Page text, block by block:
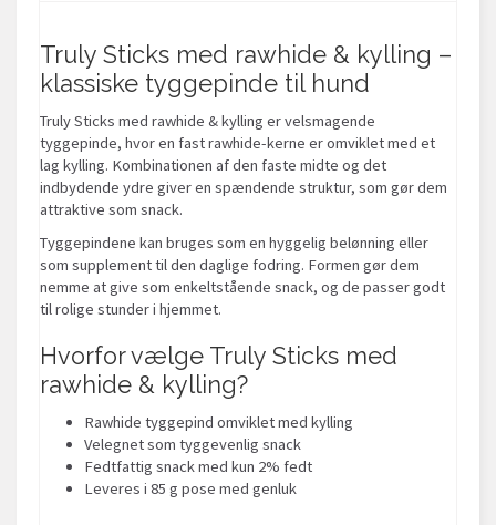
Truly Sticks med rawhide & kylling –
klassiske tyggepinde til hund
Truly Sticks med rawhide & kylling er velsmagende
tyggepinde, hvor en fast rawhide-kerne er omviklet med et
lag kylling. Kombinationen af den faste midte og det
indbydende ydre giver en spændende struktur, som gør dem
attraktive som snack.
Tyggepindene kan bruges som en hyggelig belønning eller
som supplement til den daglige fodring. Formen gør dem
nemme at give som enkeltstående snack, og de passer godt
til rolige stunder i hjemmet.
Hvorfor vælge Truly Sticks med
rawhide & kylling?
Rawhide tyggepind omviklet med kylling
Velegnet som tyggevenlig snack
Fedtfattig snack med kun 2% fedt
Leveres i 85 g pose med genluk